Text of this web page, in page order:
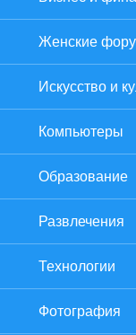
Женские
Искусство и
Компьютеры
Образование
Развлечения
Технологии
Фотография